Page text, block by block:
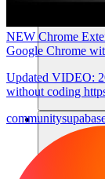
NEW Chrome
Google Chrome
Updated VIDEO:
without coding
community